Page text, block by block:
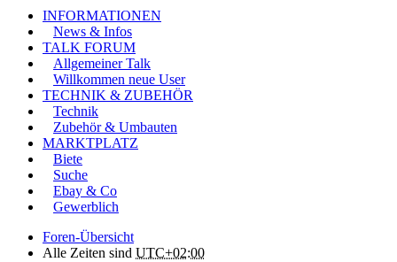
INFORMATIONEN
News & Infos
TALK FORUM
Allgemeiner Talk
Willkommen neue User
TECHNIK & ZUBEHÖR
Technik
Zubehör & Umbauten
MARKTPLATZ
Biete
Suche
Ebay & Co
Gewerblich
Foren-Übersicht
Alle Zeiten sind UTC+02:00